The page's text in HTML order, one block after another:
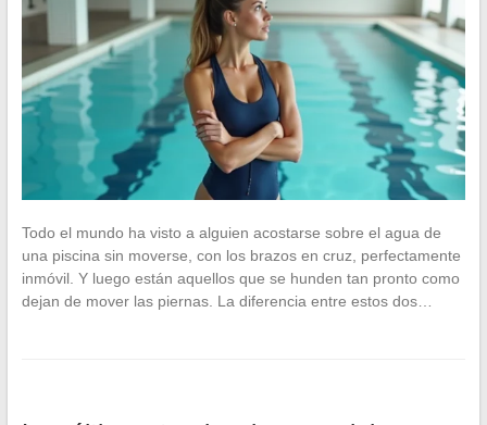
Todo el mundo ha visto a alguien acostarse sobre el agua de
una piscina sin moverse, con los brazos en cruz, perfectamente
inmóvil. Y luego están aquellos que se hunden tan pronto como
dejan de mover las piernas. La diferencia entre estos dos…